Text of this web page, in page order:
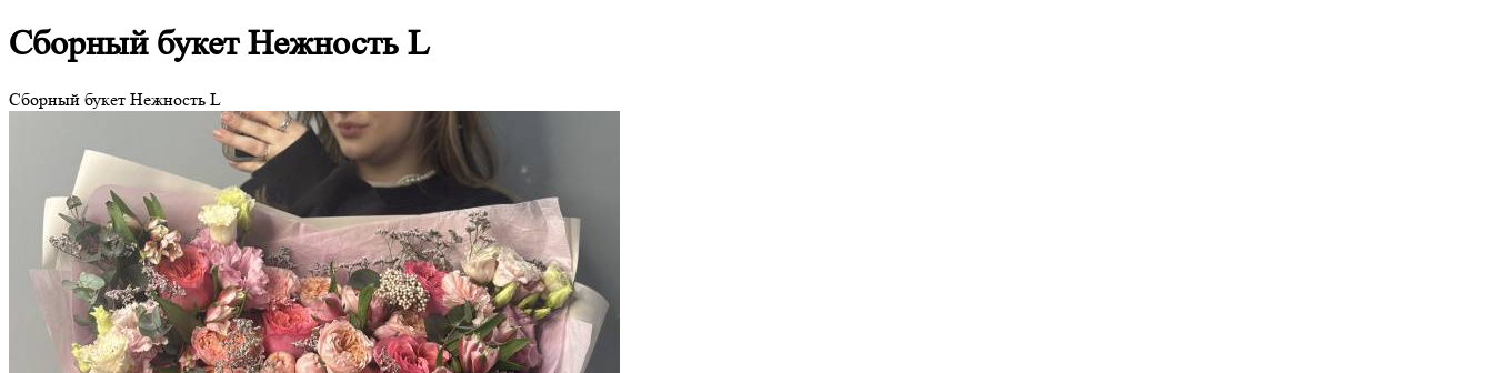
Сборный букет Нежность L
Сборный букет Нежность L